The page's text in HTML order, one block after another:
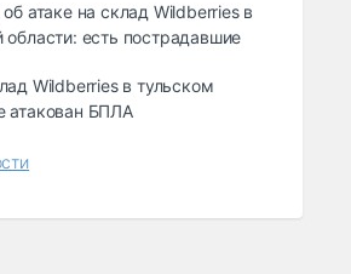
атаке на склад Wildberries в
области: есть пострадавшие
Wildberries в тульском
атакован БПЛА